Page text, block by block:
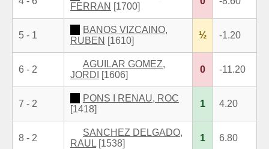
FERRAN [1700]
5 - 1
BANOS VIZCAINO,
RUBEN [1610]
½ -1.20
6 - 2
AGUILAR GOMEZ,
JORDI
[1606]
0 -11.20
7 - 2
PONS I RENAU, ROC
[1418]
1 4.20
8 - 2
SANCHEZ DELGADO,
RAUL [1538]
1 6.80